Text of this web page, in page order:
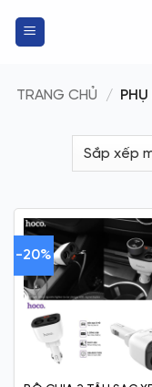
qua
TRANG CHỦ
/
-20%